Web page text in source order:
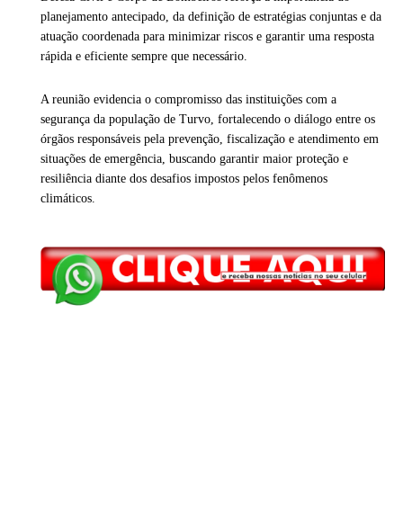
planejamento antecipado, da definição de estratégias conjuntas e da
atuação coordenada para minimizar riscos e garantir uma resposta
rápida e eficiente sempre que necessário.
A reunião evidencia o compromisso das instituições com a
segurança da população de Turvo, fortalecendo o diálogo entre os
órgãos responsáveis pela prevenção, fiscalização e atendimento em
situações de emergência, buscando garantir maior proteção e
resiliência diante dos desafios impostos pelos fenômenos
climáticos.